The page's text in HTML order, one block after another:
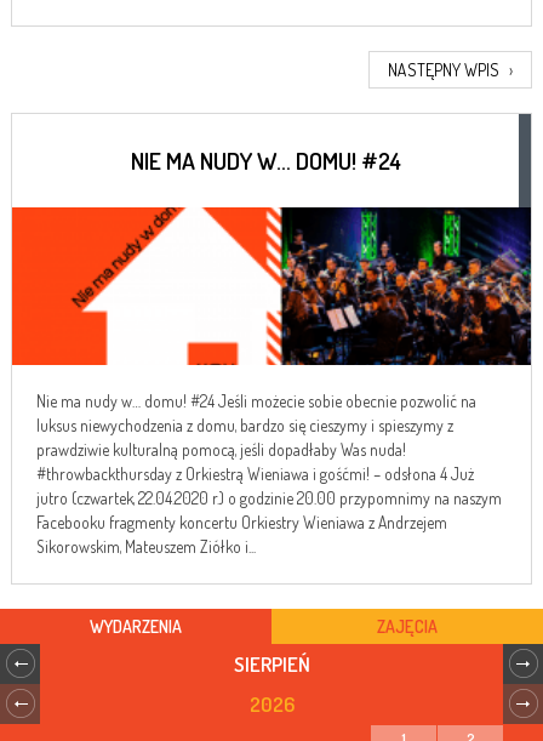
NASTĘPNY WPIS ›
NIE MA NUDY W… DOMU! #24
Nie ma nudy w… domu! #24 Jeśli możecie sobie obecnie pozwolić na
luksus niewychodzenia z domu, bardzo się cieszymy i spieszymy z
prawdziwie kulturalną pomocą, jeśli dopadłaby Was nuda!
#throwbackthursday z Orkiestrą Wieniawa i gośćmi! – odsłona 4 Już
jutro (czwartek, 22.04.2020 r.) o godzinie 20.00 przypomnimy na naszym
Facebooku fragmenty koncertu Orkiestry Wieniawa z Andrzejem
Sikorowskim, Mateuszem Ziółko i...
WYDARZENIA ZAJĘCIA
SIERPIEŃ
2026